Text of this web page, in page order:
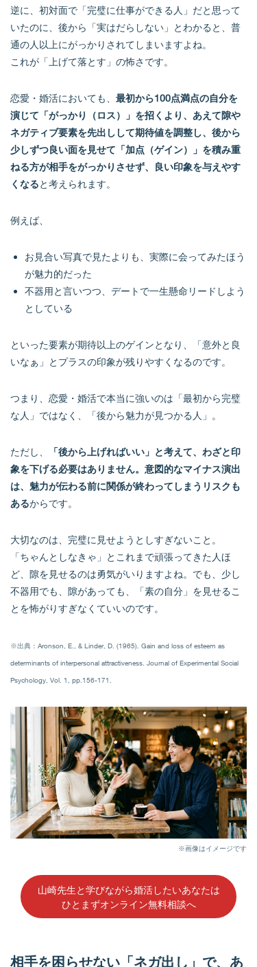
逆に、初対面で「完璧に仕事ができる人」だと思って
いたのに、後から「実はだらしない」とわかると、普
通の人以上にがっかりされてしまいますよね。
これが「上げて落とす」の怖さです。
恋愛・婚活においても、 最初から100点満点の自分を
演じて「がっかり（ロス）」を招くより、あえて隙や
ネガティブ要素を先出しして期待値を調整し、後から
少しずつ良い面を見せて「加点（ゲイン）」を積み重
ねる方が相手をがっかりさせず、良い印象を与えやす
くなると考えられます。
例えば、
お見合い写真で見たよりも、実際に会ってみたほう
が魅力的だった
不器用と言いつつ、デートで一生懸命リードしよう
としている
といった要素が期待以上のゲインとなり、「意外と良
いなぁ」とプラスの印象が残りやすくなるのです。
つまり、恋愛・婚活で本当に強いのは「最初から完璧
な人」ではなく、「後から魅力が見つかる人」。
ただし、
「後から上げればいい」と考えて、わざと印
象を下げる必要はありません。意図的なマイナス演出
は、魅力が伝わる前に関係が終わってしまうリスクも
あるからです。
大切なのは、完璧に見せようとしすぎないこと。
「ちゃんとしなきゃ」とこれまで頑張ってきた人ほ
ど、隙を見せるのは勇気がいりますよね。でも、少し
不器用でも、隙があっても、「素の自分」を見せるこ
とを怖がりすぎなくていいのです。
※出典：Aronson, E., & Linder, D. (1965). Gain and loss of esteem as
determinants of interpersonal attractiveness. Journal of Experimental Social
Psychology, Vol. 1, pp.156-171.
※画像はイメージです
山崎先生と学びながら婚活したいあなたは
ひとまずオンライン無料相談へ
相手を困らせない「ネガ出し」で、あ